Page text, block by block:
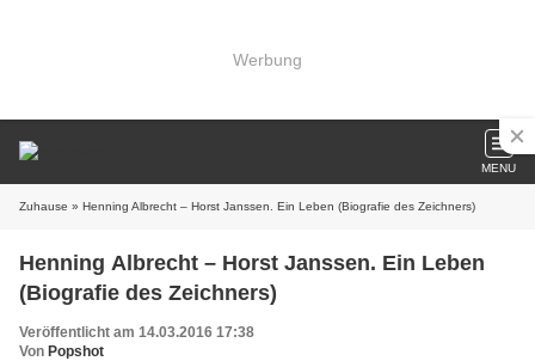
Werbung
MENU
Zuhause » Henning Albrecht – Horst Janssen. Ein Leben (Biografie des Zeichners)
Henning Albrecht – Horst Janssen. Ein Leben
(Biografie des Zeichners)
Veröffentlicht am 14.03.2016 17:38
Von Popshot